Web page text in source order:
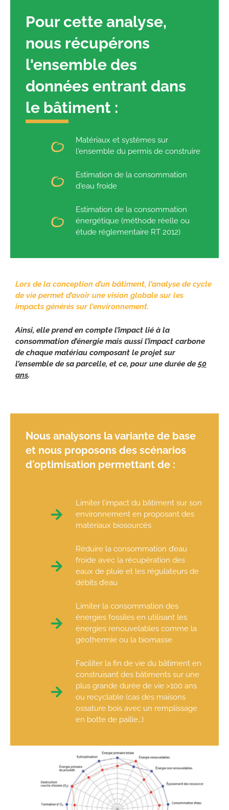
Pour cette analyse,
nous récupérons
l'ensemble des
données entrant dans
le bâtiment :
Matériaux et systèmes sur
l'ensemble du permis de construire
Estimation de la consommation
d'eau froide
Estimation de la consommation
énergétique (méthode réelle ou
étude réglementaire RT 2012)
Lors de la conception d’un bâtiment, l’analyse de cycle
de vie permet d’avoir une vision globale sur les
impacts générés sur l’environnement.
Ainsi, elle prend en compte l’impact lié à la
consommation d’énergie mais aussi l’impact carbone
de chaque matériau composant le projet sur
l’ensemble de sa parcelle, et ce, pour une durée de 50
ans.
Nous analysons la variante de base
et nous proposons des scénarios
d'optimisation permettant de :
Limiter l’impact du bâtiment sur son
environnement en proposant des
matériaux biosourcés
Réduire la consommation d’eau
froide avec la récupération des
eaux de pluie et les régulateurs de
débits d’eau
Limiter la consommation des
énergies fossiles en utilisant les
énergies renouvelables comme la
géothermie ou la biomasse
Faciliter la fin de vie du bâtiment en
construisant des bâtiments sur une
plus grande durée de vie >100 ans
ou recyclable (cas des maisons
ossature bois avec un remplissage
en botte de paille…)